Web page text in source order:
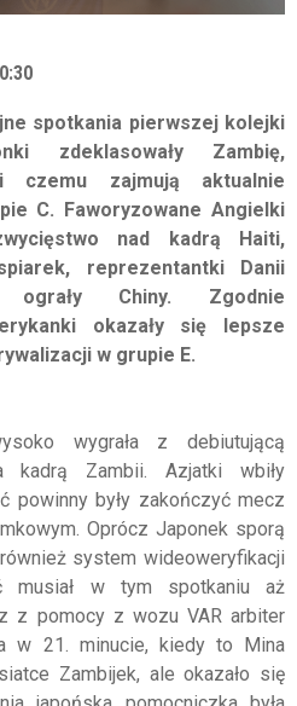
spotkania pierwszej kolejki
zdeklasowały Zambię,
czemu zajmują aktualnie
C. Faworyzowane Angielki
nad kadrą Haiti,
reprezentantki Danii
Chiny. Zgodnie
okazały się lepsze
w grupie E.
wygrała z debiutującą
kadrą Zambii. Azjatki wbiły
powinny były zakończyć mecz
Oprócz Japonek sporą
system wideoweryfikacji
musiał w tym spotkaniu aż
z pomocy z wozu VAR arbiter
w 21. minucie, kiedy to Mina
Zambijek, ale okazało się